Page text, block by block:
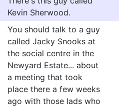
Kevin Sherwood.
You should talk to a guy
called Jacky Snooks at
the social centre in the
Newyard Estate... about
a meeting that took
place there a few weeks
ago with those lads who